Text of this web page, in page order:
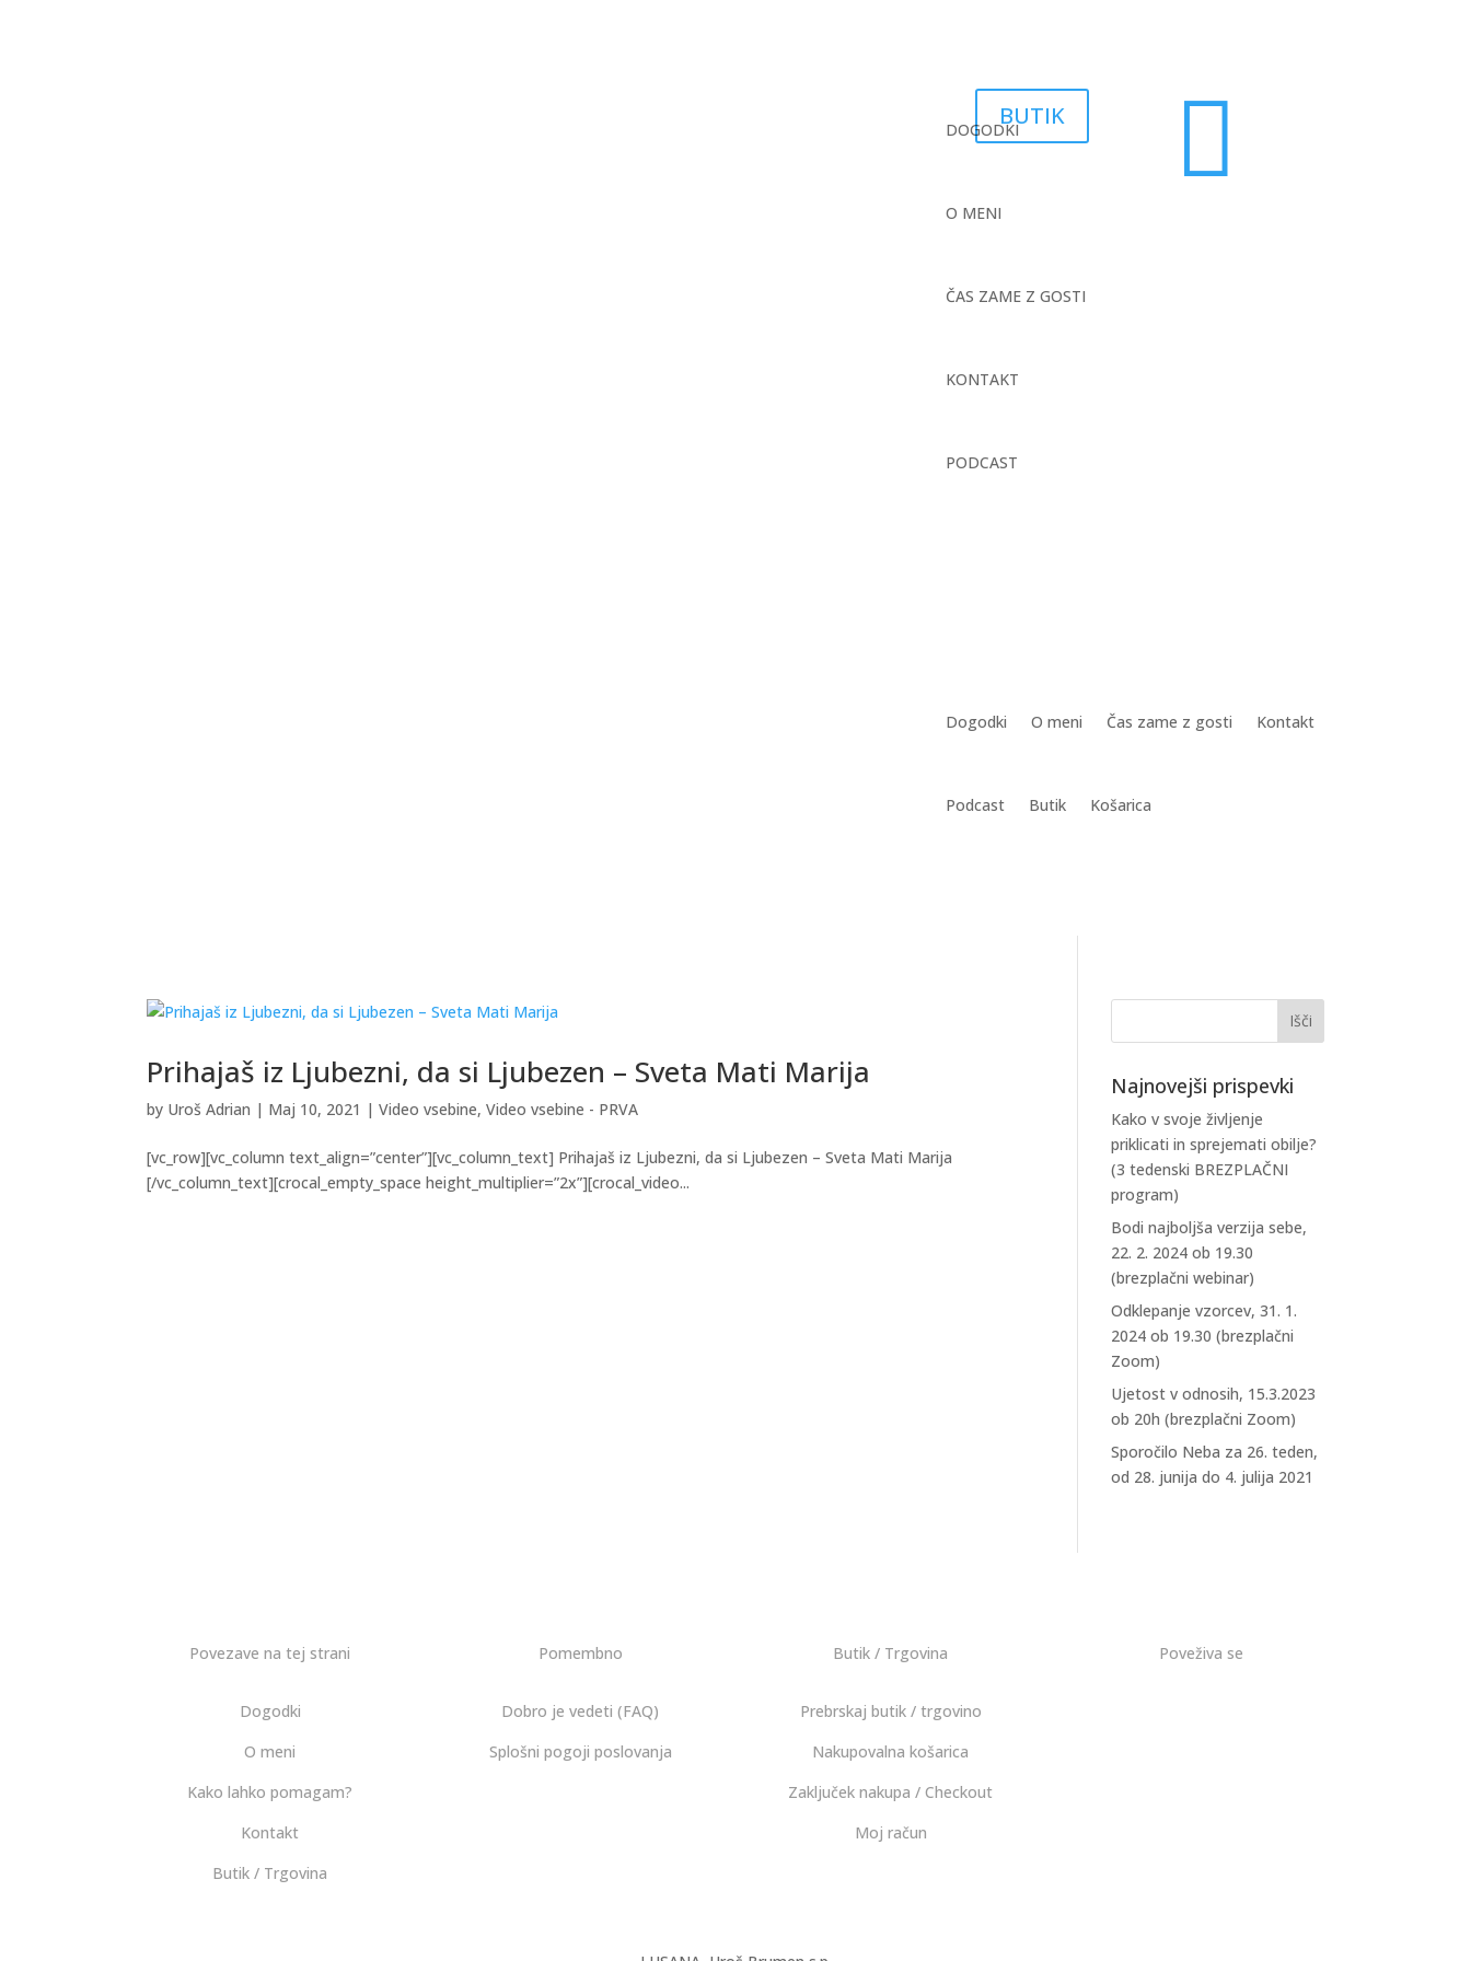
DOGODKI
O MENI
ČAS ZAME Z GOSTI
KONTAKT
PODCAST
BUTIK 
Dogodki O meni Čas zame z gosti Kontakt
Podcast Butik Košarica
Prihajaš iz Ljubezni, da si Ljubezen – Sveta Mati Marija
by Uroš Adrian | Maj 10, 2021 |Video vsebine,Video vsebine - PRVA
[vc_row][vc_column text_align=”center”][vc_column_text] Prihajaš iz Ljubezni, da si Ljubezen – Sveta Mati Marija
[/vc_column_text][crocal_empty_space height_multiplier=”2x”][crocal_video...
Najnovejši prispevki
Kako v svoje življenje
priklicati in sprejemati obilje?
(3 tedenski BREZPLAČNI
program)
Bodi najboljša verzija sebe,
22. 2. 2024 ob 19.30
(brezplačni webinar)
Odklepanje vzorcev, 31. 1.
2024 ob 19.30 (brezplačni
Zoom)
Ujetost v odnosih, 15.3.2023
ob 20h (brezplačni Zoom)
Sporočilo Neba za 26. teden,
od 28. junija do 4. julija 2021
Povezave na tej strani
Dogodki
O meni
Kako lahko pomagam?
Kontakt
Butik / Trgovina
Pomembno
Dobro je vedeti (FAQ)
Splošni pogoji poslovanja
Butik / Trgovina
Prebrskaj butik / trgovino
Nakupovalna košarica
Zaključek nakupa / Checkout
Moj račun
Poveživa se